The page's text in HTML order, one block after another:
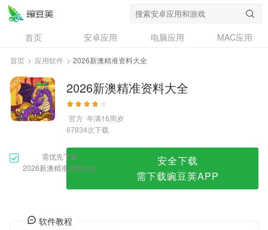
2026新澳精准资料大全
首页 安卓应用 电脑应用
MAC应用
资讯
专题
问答
首页 > 应用软件 > 2026新澳精准资料大全
2026新澳精准资料大全
官方 年满16周岁
67834次下载
需优先下载
2026新澳精准资料大全
安全下载
需下载豌豆荚APP
软件教程